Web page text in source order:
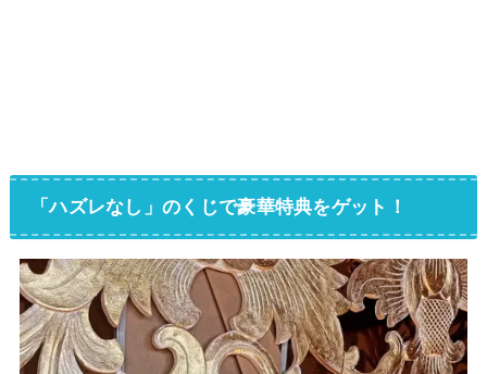
「ハズレなし」のくじで豪華特典をゲット！